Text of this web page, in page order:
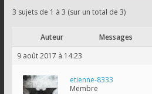
Call
3 sujets de 1 à 3 (sur un total de 3)
Auteur
Messages
9 août 2017 à 14:23
etienne-8333
Membre